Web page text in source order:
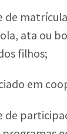
ata ou
filhos;
em
de